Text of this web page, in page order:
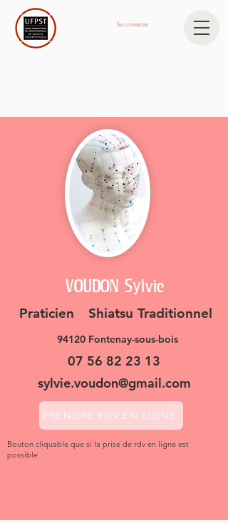
Se connecter
VOUDON Sylvie
Praticien Shiatsu Traditionnel
94120 Fontenay-sous-bois
07 56 82 23 13
sylvie.voudon@gmail.com
PRENDRE RDV EN LIGNE
Bouton cliquable que si la prise de rdv en ligne est
possible